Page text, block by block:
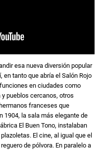
esa nueva diversión popular
en tanto que abría el Salón Rojo
en ciudades como
y pueblos cercanos, otros
franceses que
1904, la sala más elegante de
El Buen Tono, instalaban
El cine, al igual que el
de pólvora. En paralelo a